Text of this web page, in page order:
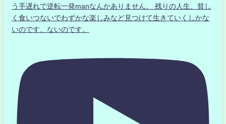
う手遅れで逆転一発manなんかありません、 残りの人生、貧し
く食いつないでわずかな楽しみなど見つけて生きていくしかな
いのです。ないのです。